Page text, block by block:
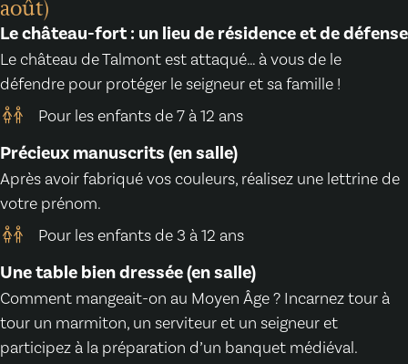
août)
Le château-fort : un lieu de résidence et de défense
Le château de Talmont est attaqué… à vous de le
défendre pour protéger le seigneur et sa famille !
Pour les enfants de 7 à 12 ans
Précieux manuscrits (en salle)
Après avoir fabriqué vos couleurs, réalisez une lettrine de
votre prénom.
Pour les enfants de 3 à 12 ans
Une table bien dressée (en salle)
Comment mangeait-on au Moyen Âge ? Incarnez tour à
tour un marmiton, un serviteur et un seigneur et
participez à la préparation d’un banquet médiéval.